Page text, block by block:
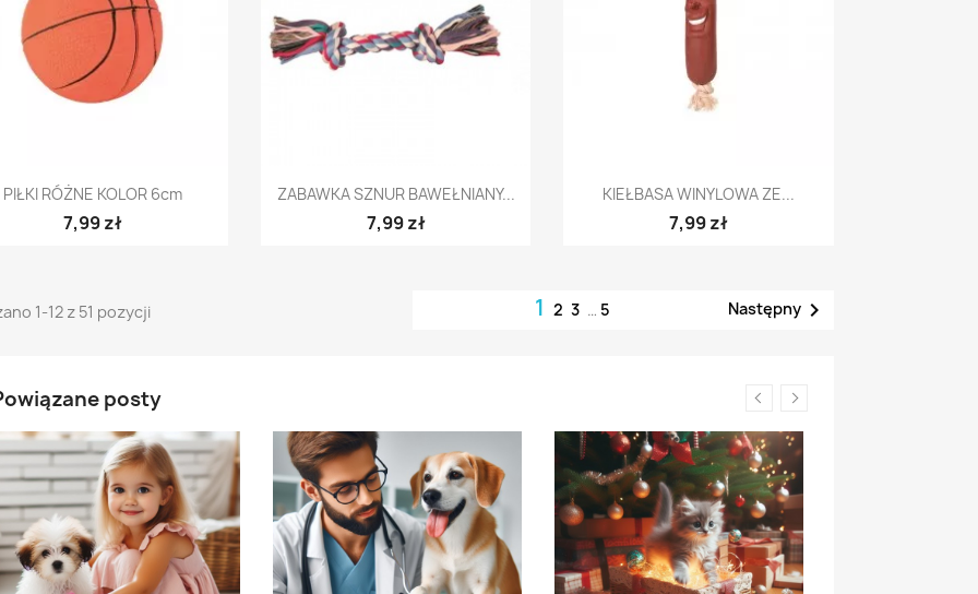
Szybki podgląd
PIŁKI RÓŻNE KOLOR 6cm
7,99 zł
Szybki podgląd
ZABAWKA SZNUR BAWEŁNIANY...
7,99 zł
Szybki podgląd
KIEŁBASA WINYLOWA ZE...
7,99 zł
1-12 z 51 pozycji 1 2 3 … 5 Następny
posty